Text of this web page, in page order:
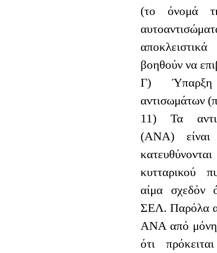
(το όνομά
βοηθούν να
Γ) Ύπαρξη
αντισωμάτων
11) Τα
(ΑΝΑ) είναι
κυτταρικού
αίμα σχεδόν
ΣΕΛ. Παρόλα
ΑΝΑ από μόνη
ότι